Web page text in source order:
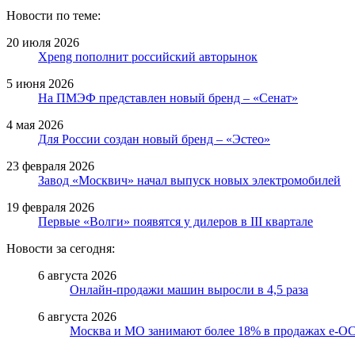
Новости по теме:
20 июля 2026
Xpeng пополнит российский авторынок
5 июня 2026
На ПМЭФ представлен новый бренд – «Сенат»
4 мая 2026
Для России создан новый бренд – «Эстео»
23 февраля 2026
Завод «Москвич» начал выпуск новых электромобилей
19 февраля 2026
Первые «Волги» появятся у дилеров в III квартале
Новости за сегодня:
6 августа 2026
Онлайн-продажи машин выросли в 4,5 раза
6 августа 2026
Москва и МО занимают более 18% в продажах е-